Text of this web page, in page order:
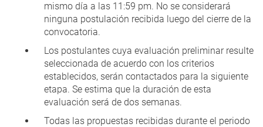
mismo día a las 11:59 pm. No se considerará
ninguna postulación recibida luego del cierre de la
convocatoria.
Los postulantes cuya evaluación preliminar resulte
seleccionada de acuerdo con los criterios
establecidos, serán contactados para la siguiente
etapa. Se estima que la duración de esta
evaluación será de dos semanas.
Todas las propuestas recibidas durante el periodo